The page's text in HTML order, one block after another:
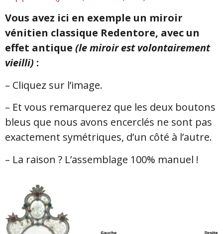
Vous avez ici en exemple un miroir
vénitien classique Redentore, avec un
effet antique (le miroir est volontairement
vieilli) :
– Cliquez sur l’image.
– Et vous remarquerez que les deux boutons
bleus que nous avons encerclés ne sont pas
exactement symétriques, d’un côté à l’autre.
– La raison ? L’assemblage 100% manuel !